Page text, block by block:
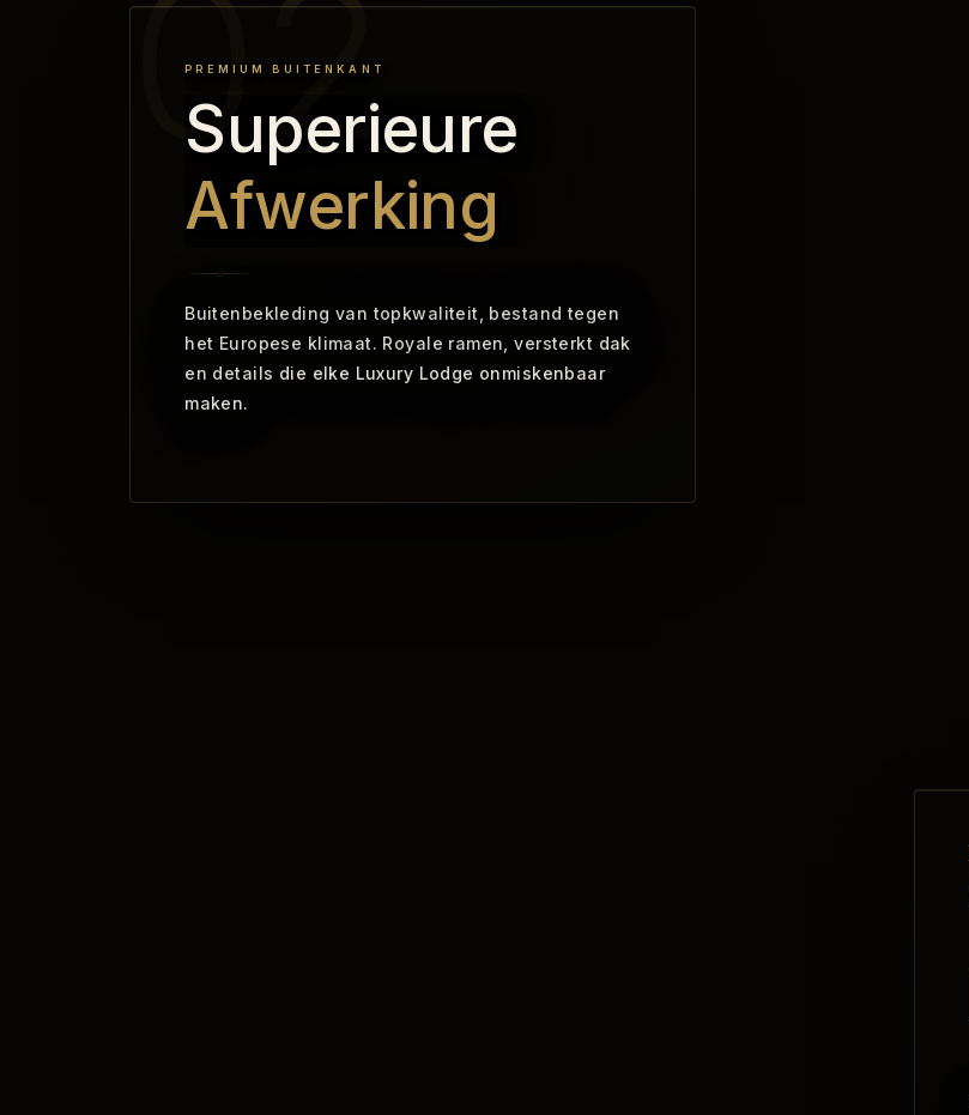
PREMIUM BUITENKANT
Superieure
Afwerking
Buitenbekleding van topkwaliteit, bestand tegen
het Europese klimaat. Royale ramen, versterkt dak
en details die elke Luxury Lodge onmiskenbaar
maken.